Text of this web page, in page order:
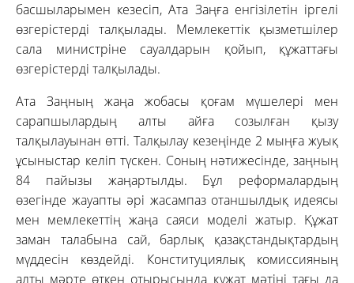
басшыларымен кезесіп, Ата Заңға енгізілетін іргелі
өзгерістерді талқылады. Мемлекеттік қызметшілер
сала министріне сауалдарын қойып, құжаттағы
өзгерістерді талқылады.
Ата Заңның жаңа жобасы қоғам мүшелері мен
сарапшылардың алты айға созылған қызу
талқылауынан өтті. Талқылау кезеңінде 2 мыңға жуық
ұсыныстар келіп түскен. Соның нәтижесінде, заңның
84 пайызы жаңартылды. Бұл реформалардың
өзегінде жауапты әрі жасампаз отаншылдық идеясы
мен мемлекеттің жаңа саяси моделі жатыр. Құжат
заман талабына сай, барлық қазақстандықтардың
мүддесін көздейді. Конституциялық комиссияның
алты мәрте өткен отырысында құжат мәтіні тағы да